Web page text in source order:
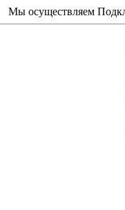
Мы осуществляем